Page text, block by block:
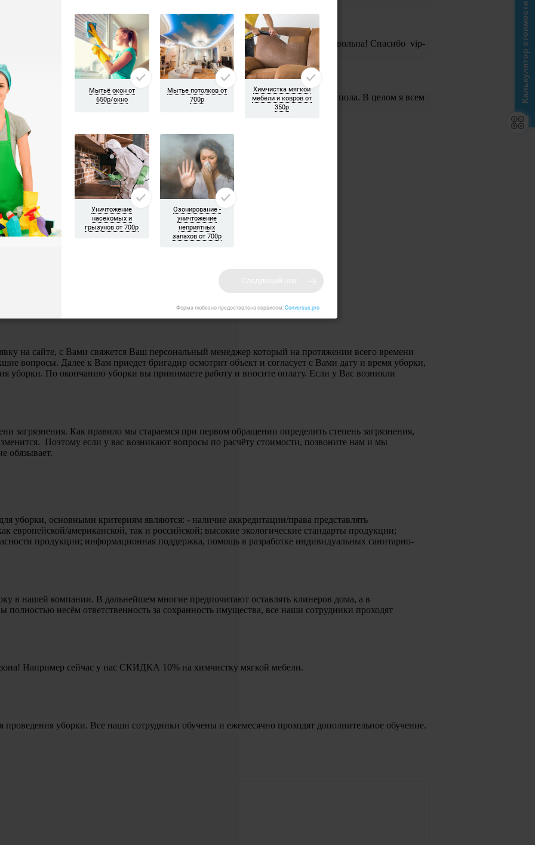
между плитами убрали. И конечно же панорамные окна помыли. Я очень довольна! Спасибо vip-
уборку. Ребята убрали всю пыль, помыли розетки, отчистили шпаклевку с пола. В целом я всем
на сайте, с Вами свяжется Ваш персональный менеджер который на протяжении всего времени
вопросы. Далее к Вам приедет бригадир осмотрит объект и согласует с Вами дату и время уборки,
уборки. По окончанию уборки вы принимаете работу и вносите оплату. Если у Вас возникли
загрязнения. Как правило мы стараемся при первом обращении определить степень загрязнения,
Поэтому если у вас возникают вопросы по расчёту стоимости, позвоните нам и мы
обязывает.
уборки, основными критериям являются: - наличие аккредитации/права представлять
европейской/американской, так и российской; высокие экологические стандарты продукции;
продукции; информационная поддержка, помощь в разработке индивидуальных санитарно-
в нашей компании. В дальнейшем многие предпочитают оставлять клинеров дома, а в
несём ответственность за сохранность имущества, все наши сотрудники проходят
Например сейчас у нас СКИДКА 10% на химчистку мягкой мебели.
уборки. Все наши сотрудники обучены и ежемесячно проходят дополнительное обучение.
Калькулятор стоимости